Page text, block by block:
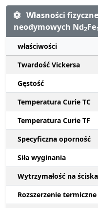
Własności
neodymowych Nd2Fe
właściwości
Twardość Vickersa
Gęstość
Temperatura Curie TC
Temperatura Curie TF
Specyficzna oporność
Siła wyginania
Wytrzymałość na
Rozszerzenie